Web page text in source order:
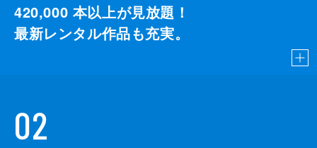
420,000 本以上が見放題！
最新レンタル作品も充実。
02